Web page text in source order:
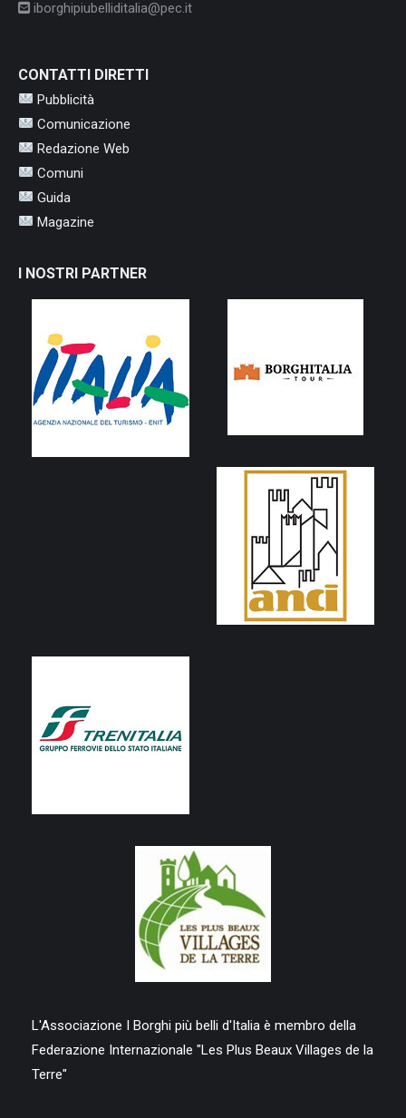
iborghipiubelliditalia@pec.it
CONTATTI DIRETTI
Pubblicità
Comunicazione
Redazione Web
Comuni
Guida
Magazine
I NOSTRI PARTNER
L'Associazione I Borghi più belli d'Italia è membro della
Federazione Internazionale "Les Plus Beaux Villages de la
Terre"